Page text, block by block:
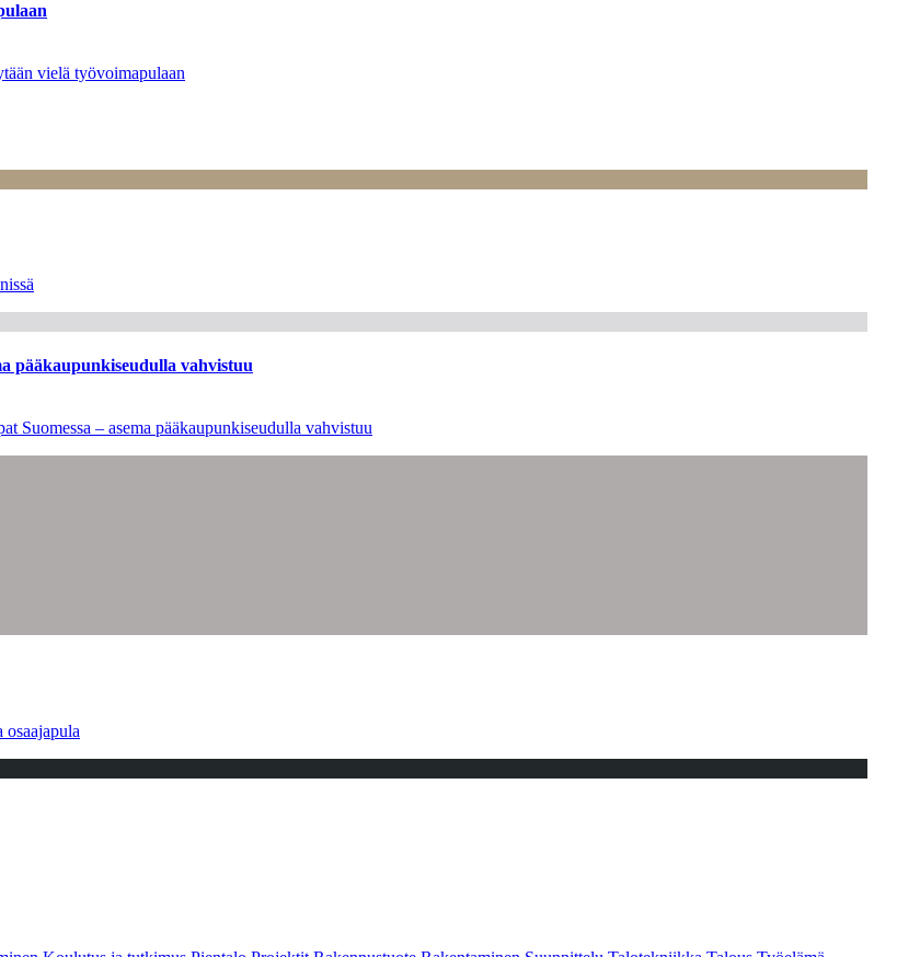
vielä työvoimapulaan
pääkaupunkiseudulla vahvistuu
Suomessa – asema pääkaupunkiseudulla vahvistuu